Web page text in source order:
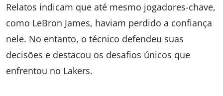
Relatos indicam que até mesmo jogadores-chave,
como LeBron James, haviam perdido a confiança
nele. No entanto, o técnico defendeu suas
decisões e destacou os desafios únicos que
enfrentou no Lakers.